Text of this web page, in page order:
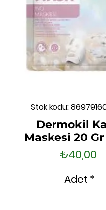
Stok kodu:
Dermokil
Maskesi 20
₺40,00
Adet *